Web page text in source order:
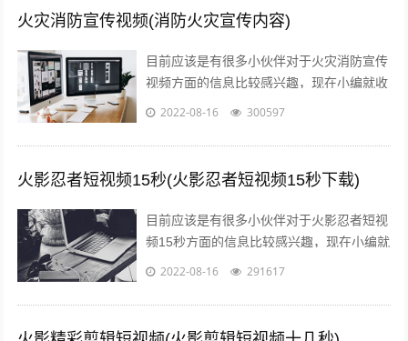
火灾消防宣传视频(消防火灾宣传内容)
目前应该是有很多小伙伴对于火灾消防宣传
视频方面的信息比较感兴趣，现在小编就收
集了一些与消防火灾宣传内容相关的信息来
2022-08-16 300597
火影忍者短视频15秒(火影忍者短视频15秒下载)
目前应该是有很多小伙伴对于火影忍者短视
频15秒方面的信息比较感兴趣，现在小编就
收集了一些与火影忍者短视频15秒下载相关
2022-08-16 291617